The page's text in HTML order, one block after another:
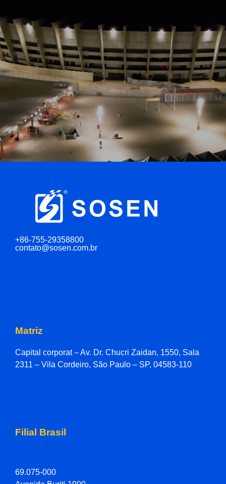
+86-755-29358800
contato@sosen.com.br
Matriz
Capital corporat – Av. Dr. Chucri Zaidan, 1550, Sala
2311 – Vila Cordeiro, São Paulo – SP, 04583-110
Filial Brasil
69.075-000